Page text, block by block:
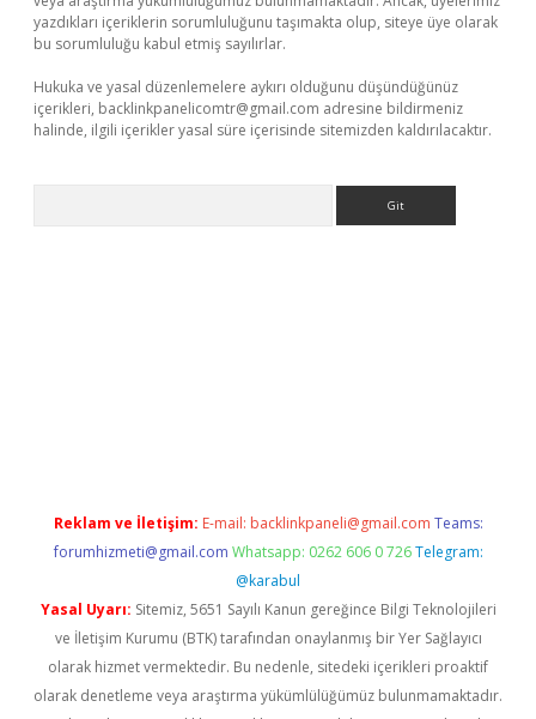
yazdıkları içeriklerin sorumluluğunu taşımakta olup, siteye üye olarak
bu sorumluluğu kabul etmiş sayılırlar.
Hukuka ve yasal düzenlemelere aykırı olduğunu düşündüğünüz
içerikleri, backlinkpanelicomtr@gmail.com adresine bildirmeniz
halinde, ilgili içerikler yasal süre içerisinde sitemizden kaldırılacaktır.
Reklam ve İletişim: E-mail: backlinkpaneli@gmail.com Teams:
forumhizmeti@gmail.com Whatsapp: 0262 606 0 726 Telegram:
@karabul
Yasal Uyarı: Sitemiz, 5651 Sayılı Kanun gereğince Bilgi Teknolojileri
ve İletişim Kurumu (BTK) tarafından onaylanmış bir Yer Sağlayıcı
olarak hizmet vermektedir. Bu nedenle, sitedeki içerikleri proaktif
olarak denetleme veya araştırma yükümlülüğümüz bulunmamaktadır.